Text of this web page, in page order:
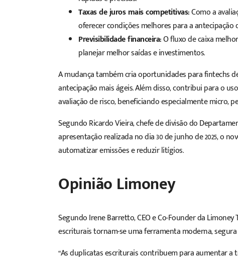
Taxas de juros mais competitivas:Como a
oferecer condições melhores para a antecipação
Previsibilidade financeira:O fluxo de caixa
planejar melhor saídas e investimentos.
A mudança também cria oportunidades para fintechs
antecipação mais ágeis. Além disso, contribui para o
avaliação de risco, beneficiando especialmente micro,
Segundo Ricardo Vieira, chefe de divisão do
apresentação realizada no dia 30 de junho de 2025, o
automatizar emissões e reduzir litígios.
Opinião Limoney
Segundo Irene Barretto, CEO e Co-Founder da
escriturais tornam-se uma ferramenta moderna,
“As duplicatas escriturais contribuem para aumentar